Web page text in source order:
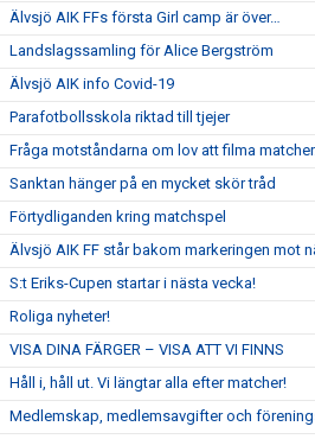
Älvsjö AIK FFs första Girl camp är över…
Landslagssamling för Alice Bergström
Älvsjö AIK info Covid-19
Parafotbollsskola riktad till tjejer
Fråga motståndarna om lov att filma
Sanktan hänger på en mycket skör tråd
Förtydliganden kring matchspel
Älvsjö AIK FF står bakom markeringen mot
S:t Eriks-Cupen startar i nästa vecka!
Roliga nyheter!
VISA DINA FÄRGER – VISA ATT VI FINNS
Håll i, håll ut. Vi längtar alla efter matcher!
Medlemskap, medlemsavgifter och